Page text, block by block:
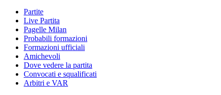
Partite
Live Partita
Pagelle Milan
Probabili formazioni
Formazioni ufficiali
Amichevoli
Dove vedere la partita
Convocati e squalificati
Arbitri e VAR